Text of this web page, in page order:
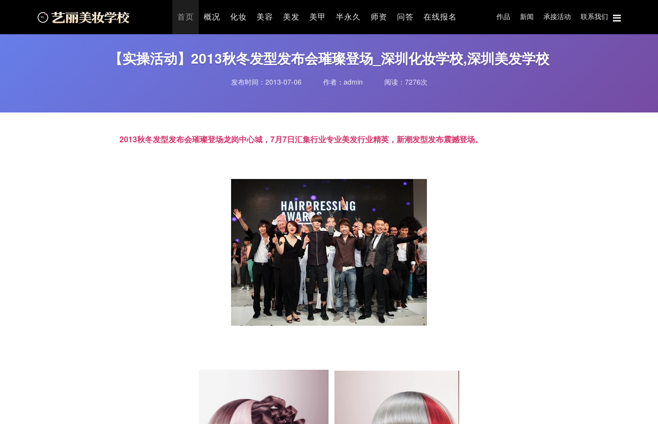
首页 概况 化妆 美容 美发 美甲 半永久 师资 问答 在线报名 作品 新闻 承接活动 联系我们
首页>最新公告>【实操活动】2013秋冬发型发布会璀璨登场_深圳化妆学校,深圳美发学校
【实操活动】2013秋冬发型发布会璀璨登场_深圳化妆学校,深圳美发学校
发布时间：2013-07-06 作者：admin 阅读： 7276次
2013秋冬发型发布会璀璨登场龙岗中心城，7月7日汇集行业专业美发行业精英，新潮发型发布震撼登场。